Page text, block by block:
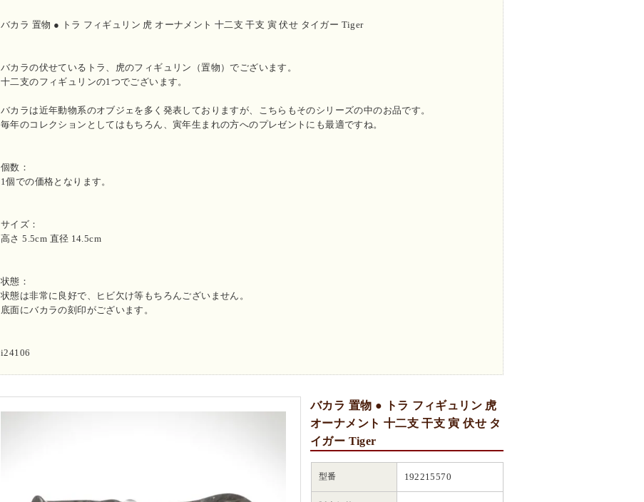
バカラ 置物 ● トラ フィギュリン 虎 オーナメント 十二支 干支 寅 伏せ タイガー Tiger
バカラの伏せているトラ、虎のフィギュリン（置物）でございます。
十二支のフィギュリンの1つでございます。
バカラは近年動物系のオブジェを多く発表しておりますが、こちらもそのシリーズの中のお品です。
毎年のコレクションとしてはもちろん、寅年生まれの方へのプレゼントにも最適ですね。
個数：
1個での価格となります。
サイズ：
高さ 5.5cm 直径 14.5cm
状態：
状態は非常に良好で、ヒビ欠け等もちろんございません。
底面にバカラの刻印がございます。
i24106
バカラ 置物 ● トラ フィギュリン 虎
オーナメント 十二支 干支 寅 伏せ タ
イガー Tiger
型番 192215570